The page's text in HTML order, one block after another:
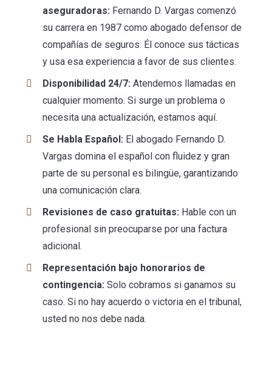
aseguradoras: Fernando D. Vargas comenzó
su carrera en 1987 como abogado defensor de
compañías de seguros. Él conoce sus tácticas
y usa esa experiencia a favor de sus clientes.
Disponibilidad 24/7: Atendemos llamadas en
cualquier momento. Si surge un problema o
necesita una actualización, estamos aquí.
Se Habla Español: El abogado Fernando D.
Vargas domina el español con fluidez y gran
parte de su personal es bilingüe, garantizando
una comunicación clara.
Revisiones de caso gratuitas: Hable con un
profesional sin preocuparse por una factura
adicional.
Representación bajo honorarios de
contingencia: Solo cobramos si ganamos su
caso. Si no hay acuerdo o victoria en el tribunal,
usted no nos debe nada.